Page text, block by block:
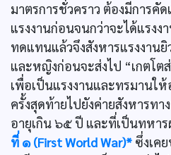
มาตรการชั่วคราว ต้องมีการคั
แรงงานก่อนจนกว่าจะได้แรงง
ทดแทนแล้วจึงสังหารแรงงาน
และหญิงก่อนจะส่งไป “เกตโ
เพื่อเป็นแรงงานและทรมานใ
ครั้งสุดท้ายไปยังค่ายสังหารท
อายุเกิน ๖๕ ปี และที่เป็นทหา
ที่ ๑ (First World War)* ซึ่งเค